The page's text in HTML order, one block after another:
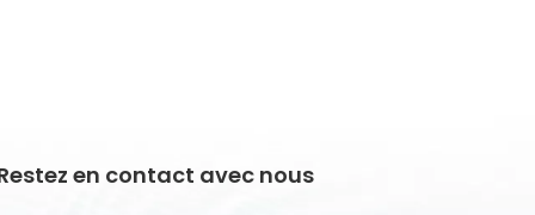
en contact avec nous